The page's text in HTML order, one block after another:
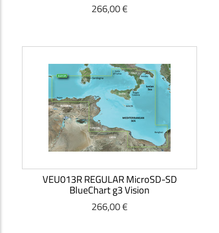
266,00 €
VEU013R REGULAR MicroSD-SD
BlueChart g3 Vision
266,00 €